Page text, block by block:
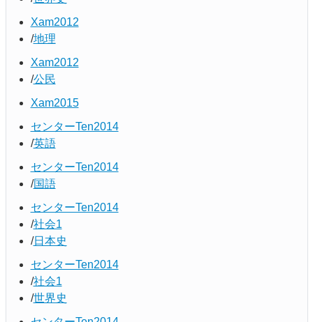
Xam2012
地理
Xam2012
公民
Xam2015
センターTen2014
英語
センターTen2014
国語
センターTen2014
社会1
日本史
センターTen2014
社会1
世界史